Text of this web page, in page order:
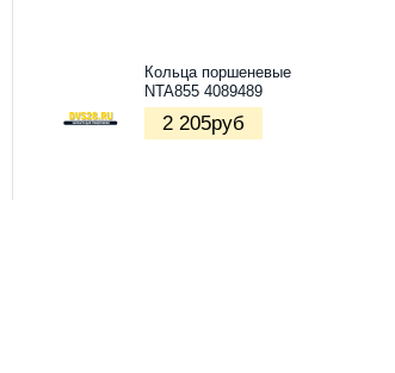
Кольца поршеневые
NTA855 4089489
2 205руб